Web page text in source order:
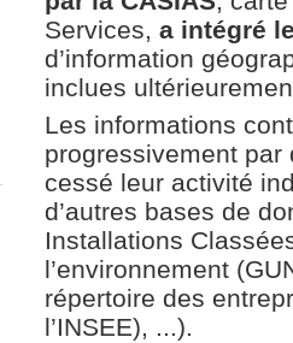
Services, a intégré
d’information
inclues
Les informations
progressivement
cessé leur activité
d’autres bases de
Installations
l’environnement
répertoire des
l’INSEE), ...).